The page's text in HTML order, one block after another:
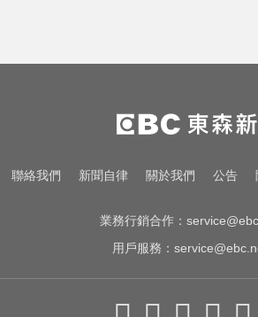
祭「二戰後最大攻擊」
三商壽9/1股票下市！12/1正
「玉山人壽」
MLB／李灝宇代打遭三振！
聯絡我們 新聞自律 關於我們 公告
業務行銷合作：
用戶服務：